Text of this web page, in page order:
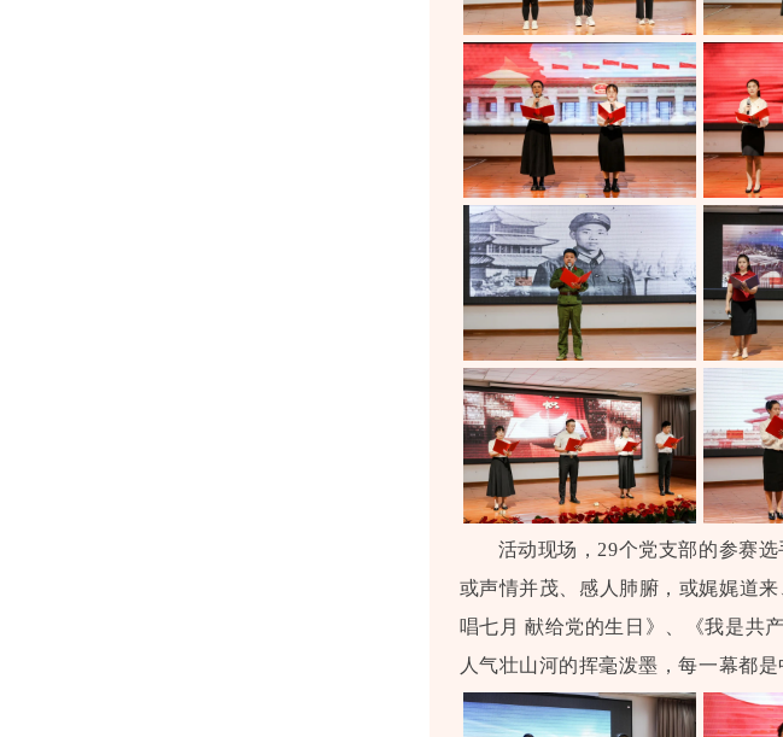
活动现场，29个党支部的参赛
或声情并茂、感人肺腑，或娓娓道
唱七月 献给党的生日》、《我是共
人气壮山河的挥毫泼墨，每一幕都